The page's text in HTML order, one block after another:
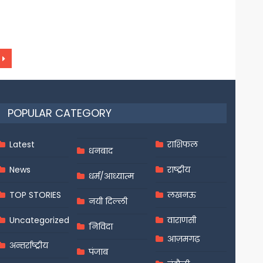
POPULAR CATEGORY
Latest
News
TOP STORIES
Uncategorized
अन्तर्राष्ट्रीय
धनबाद
धर्म/आध्यात्म
नयी दिल्ली
निविदा
पंजाब
राशिफल
राष्ट्रीय
लखनऊ
वाराणसी
आज़मगढ़